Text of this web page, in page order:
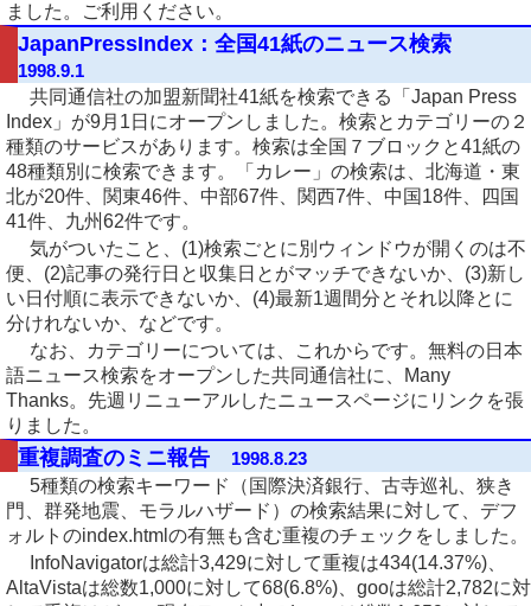
ました。ご利用ください。
JapanPressIndex：全国41紙のニュース検索
1998.9.1
共同通信社の加盟新聞社41紙を検索できる「Japan Press
Index」が9月1日にオープンしました。検索とカテゴリーの２
種類のサービスがあります。検索は全国７ブロックと41紙の
48種類別に検索できます。「カレー」の検索は、北海道・東
北が20件、関東46件、中部67件、関西7件、中国18件、四国
41件、九州62件です。
気がついたこと、(1)検索ごとに別ウィンドウが開くのは不
便、(2)記事の発行日と収集日とがマッチできないか、(3)新し
い日付順に表示できないか、(4)最新1週間分とそれ以降とに
分けれないか、などです。
なお、カテゴリーについては、これからです。無料の日本
語ニュース検索をオープンした共同通信社に、Many
Thanks。先週リニューアルしたニュースページにリンクを張
りました。
重複調査のミニ報告
1998.8.23
5種類の検索キーワード（国際決済銀行、古寺巡礼、狭き
門、群発地震、モラルハザード）の検索結果に対して、デフ
ォルトのindex.htmlの有無も含む重複のチェックをしました。
InfoNavigatorは総計3,429に対して重複は434(14.37%)、
AltaVistaは総数1,000に対して68(6.8%)、gooは総計2,782に対